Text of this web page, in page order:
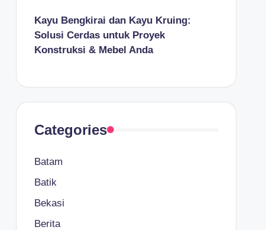
Kayu Bengkirai dan Kayu Kruing:
Solusi Cerdas untuk Proyek
Konstruksi & Mebel Anda
Categories
Batam
Batik
Bekasi
Berita